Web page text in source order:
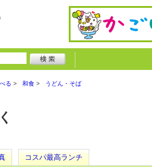
る 和食 うどん・そば
コスパ最高ランチ